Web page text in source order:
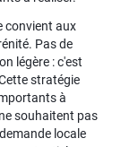
convient aux
Pas de
légère : c'est
stratégie
à
souhaitent pas
locale